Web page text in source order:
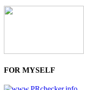
FOR MYSELF